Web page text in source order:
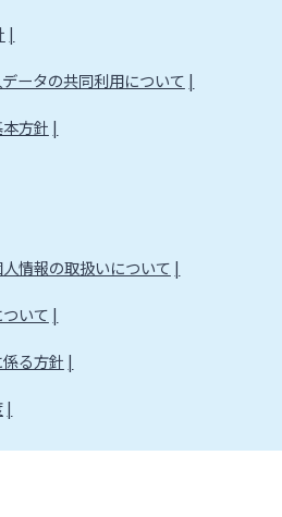
ータの共同利用について
方針
情報の取扱いについて
いて
る方針